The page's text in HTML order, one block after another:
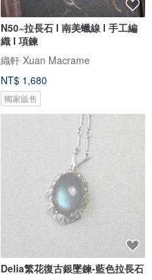
N50~拉長石 l 南美蠟線 l 手工編
織 l 項鍊
織軒 Xuan Macrame
NT$ 1,680
獨家販售
Delia繁花復古銀墜鍊-藍色拉長石